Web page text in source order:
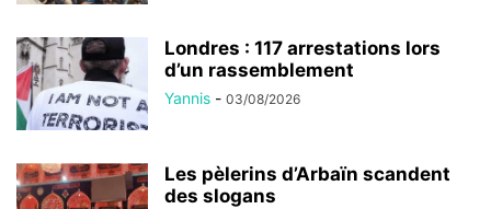
Londres : 117 arrestations lors
d’un rassemblement
Yannis - 03/08/2026
Les pèlerins d’Arbaïn scandent
des slogans